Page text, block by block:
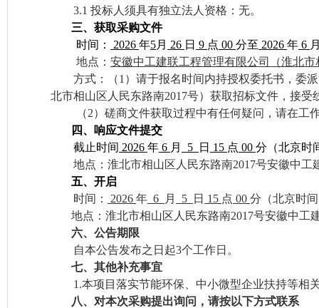
3.1 投标人须具有独立法人资格 ：无。
三、 获取采购文件
时间：
2026 年5月 26 日 9 点 00 分至 2026 年 6
地点： 安徽中工建联工程管理有限公司（淮北
方式：
（1） 请于报名时间内持授权委托书，委
北市相山区人民东路南2017号）获取招标文件，接受
（2） 磋商文件获取过程中有任何疑问，请在工
四、
响应文件提交
截止时间 2026 年 6 月 5 日 15 点 00 分 （北京时
地点： 淮北市相山区人民东路南2017号安徽中工
五、开启
时间：
2026 年 6 月 5 日 15 点 00 分 （北京时
地点： 淮北市相山区人民东路南2017号安徽中工
六、 公告期限
自本公告发布之日起3个工作日。
七、其他补充事宜
1.本项目落实节能环保、中小微型企业扶持等相
八、 对本次采购提出询问，请按以下方式联系